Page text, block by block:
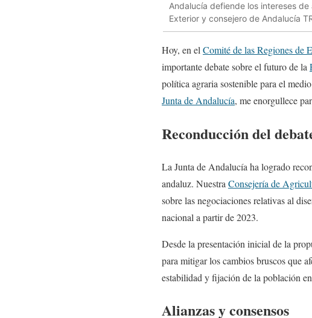
Andalucía defiende los intereses
Exterior y consejero de Andalucía
Hoy, en el Comité de las Regiones de
importante debate sobre el futuro de la
política agraria sostenible para el
Junta de Andalucía, me enorgullece
Reconducción del
La Junta de Andalucía ha logrado
andaluz. Nuestra Consejería de
sobre las negociaciones relativas al
nacional a partir de 2023.
Desde la presentación inicial de la
para mitigar los cambios bruscos que
estabilidad y fijación de la población
Alianzas y consensos